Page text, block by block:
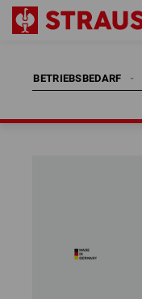
BETRIEBSBEDARF
BETRIEBSBEDARF